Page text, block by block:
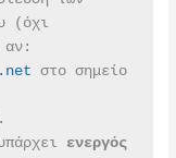
(όχι
αν:
στο σημείο
ενεργός